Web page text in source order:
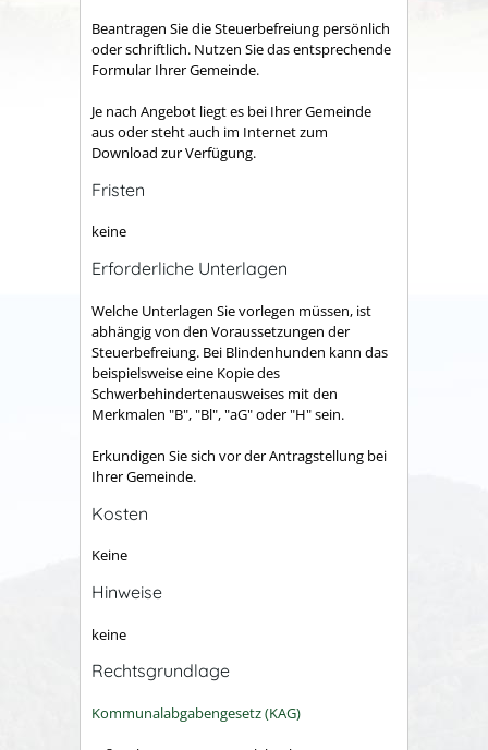
Beantragen Sie die Steuerbefreiung persönlich
oder schriftlich. Nutzen Sie das entsprechende
Formular Ihrer Gemeinde.
Je nach Angebot liegt es bei Ihrer Gemeinde
aus oder steht auch im Internet zum
Download zur Verfügung.
Fristen
keine
Erforderliche Unterlagen
Welche Unterlagen Sie vorlegen müssen, ist
abhängig von den Voraussetzungen der
Steuerbefreiung. Bei Blindenhunden kann das
beispielsweise eine Kopie des
Schwerbehindertenausweises mit den
Merkmalen "B", "Bl", "aG" oder "H" sein.
Erkundigen Sie sich vor der Antragstellung bei
Ihrer Gemeinde.
Kosten
Keine
Hinweise
keine
Rechtsgrundlage
Kommunalabgabengesetz (KAG)